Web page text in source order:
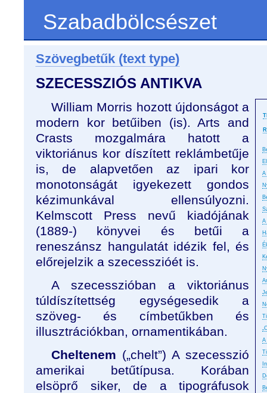
Szabadbölcsészet
Szövegbetűk (text type)
SZECESSZIÓS ANTIKVA
A
A
A
William Morris hozott újdonságot a
modern kor betűiben (is). Arts and
Crasts mozgalmára hatott a
viktoriánus kor díszített reklámbetűje
is, de alapvetően az ipari kor
monotonságát igyekezett gondos
kézimunkával ellensúlyozni.
Kelmscott Press nevű kiadójának
(1889-) könyvei és betűi a
reneszánsz hangulatát idézik fel, és
előrejelzik a szecesszióét is.
A szecesszióban a viktoriánus
túldíszítettség egységesedik a
szöveg- és címbetűkben és
illusztrációkban, ornamentikában.
Cheltenem („chelt”) A szecesszió
amerikai betűtípusa. Korában
elsöprő siker, de a tipográfusok